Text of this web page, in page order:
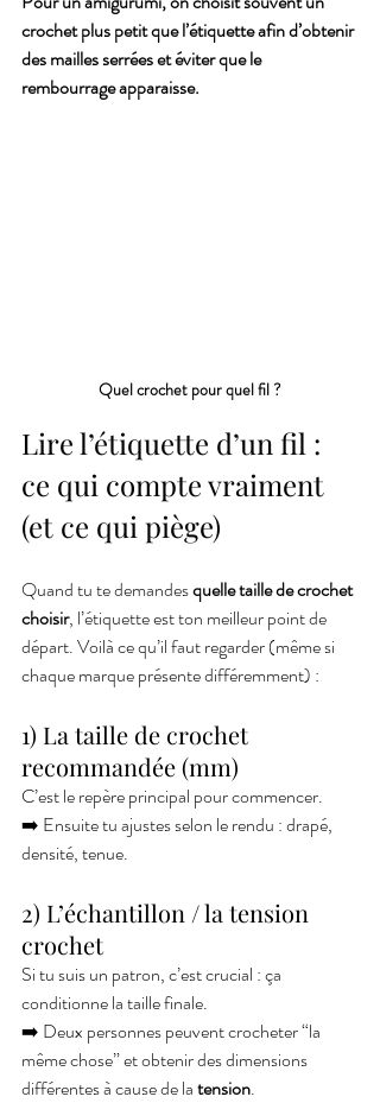
crochet plus petit que l’étiquette afin d’obtenir
des mailles serrées et éviter que le
rembourrage apparaisse.
Quel crochet pour quel fil ?
Lire l’étiquette d’un fil :
ce qui compte vraiment
(et ce qui piège)
Quand tu te demandes quelle taille de crochet
choisir, l’étiquette est ton meilleur point de
départ. Voilà ce qu’il faut regarder (même si
chaque marque présente différemment) :
1) La taille de crochet
recommandée (mm)
C’est le repère principal pour commencer.
➡️ Ensuite tu ajustes selon le rendu : drapé,
densité, tenue.
2) L’échantillon / la tension
crochet
Si tu suis un patron, c’est crucial : ça
conditionne la taille finale.
➡️ Deux personnes peuvent crocheter “la
même chose” et obtenir des dimensions
différentes à cause de la tension.